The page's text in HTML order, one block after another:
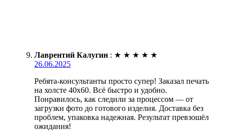
Лаврентий Калугин : ★ ★ ★ ★ ★
26.06.2025
Ребята-консультанты просто супер! Заказал печать
на холсте 40х60. Всё быстро и удобно.
Понравилось, как следили за процессом — от
загрузки фото до готового изделия. Доставка без
проблем, упаковка надежная. Результат превзошёл
ожидания!